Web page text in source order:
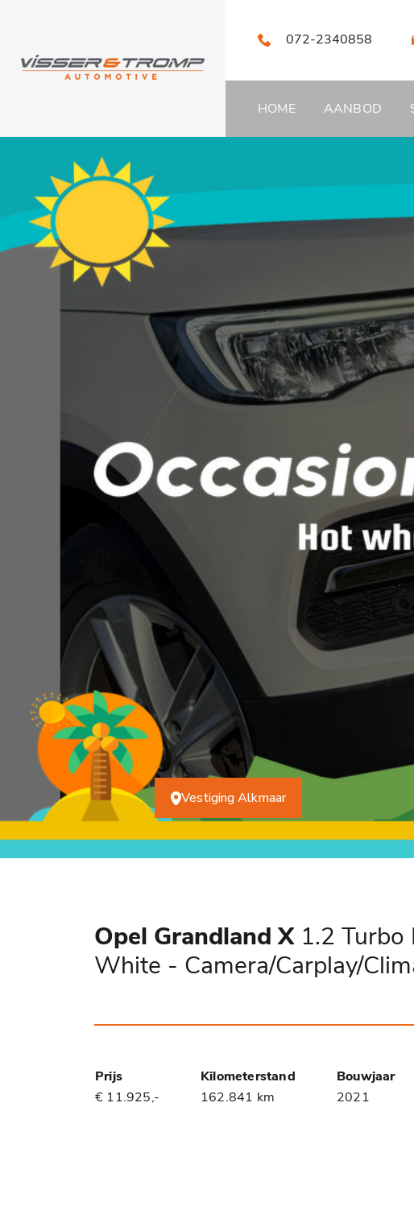
072-2340858
HOME AANBOD
Vestiging Alkmaar
Opel Grandland X1.2 Turbo
White - Camera/Carplay/
Prijs Kilometerstand Bouwjaar
€ 11.925,-
162.841 km 2021